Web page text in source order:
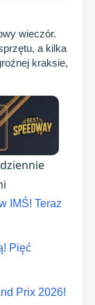
wieczór.
a kilka
kraksie,
IMŚ! Teraz
Pięć
Prix 2026!